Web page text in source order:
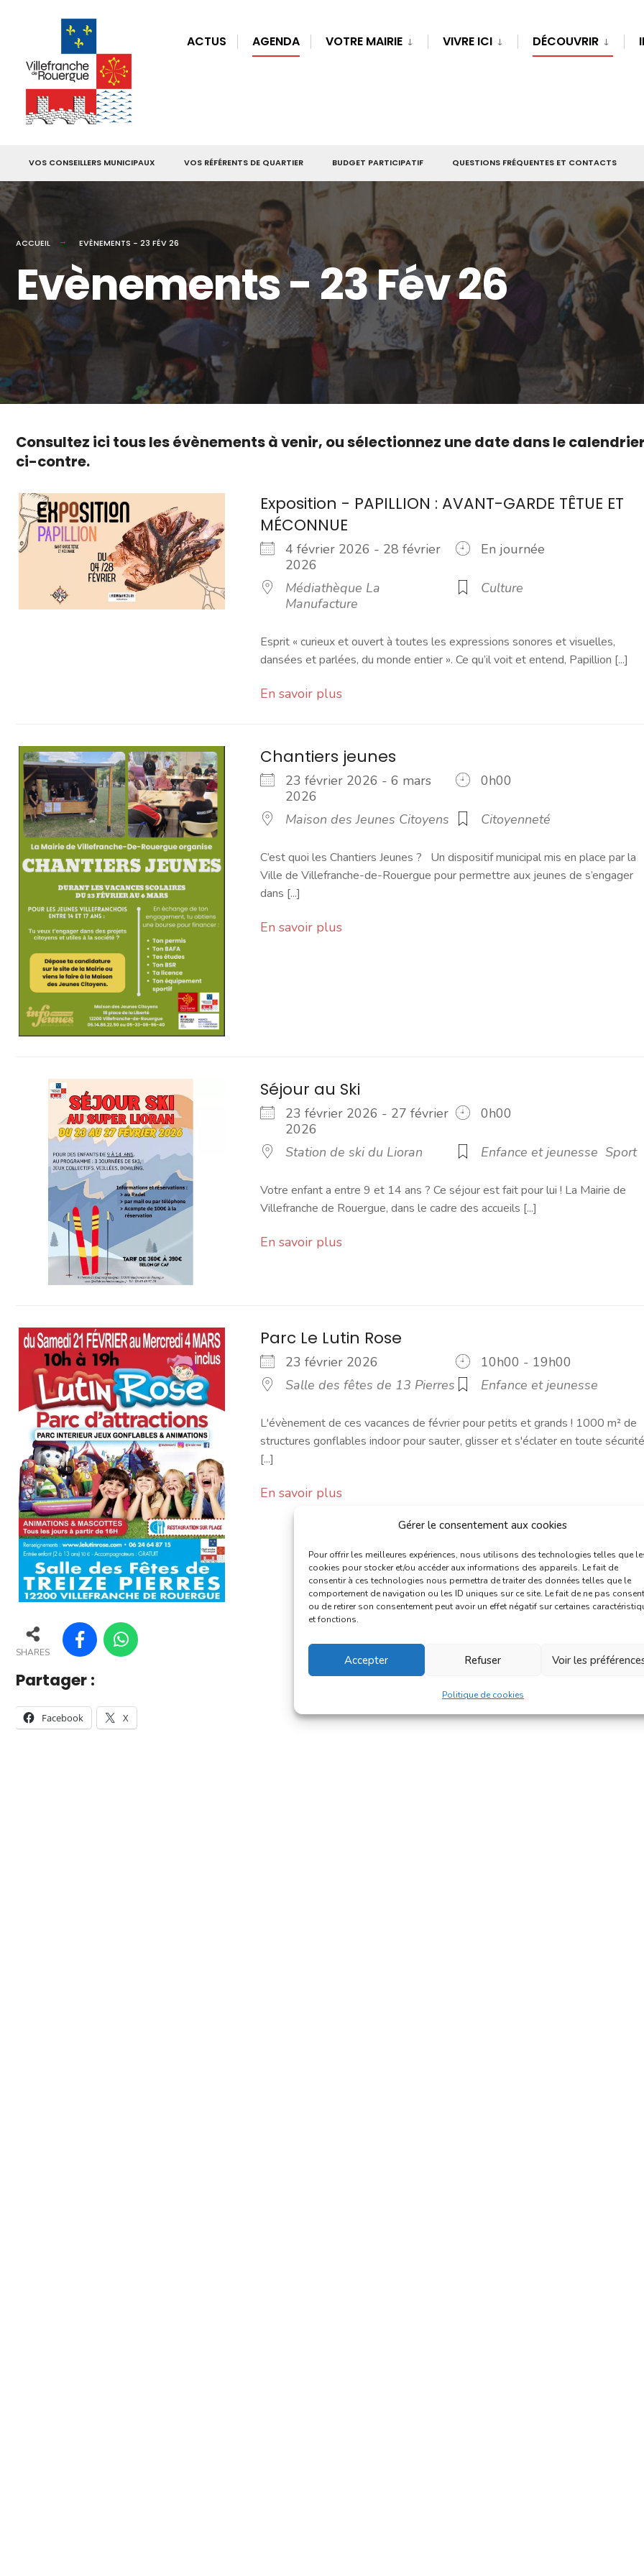
Gérer le consentement aux cookies
Pour offrir les meilleures expériences, nous utilisons des technologies telles que
cookies pour stocker et/ou accéder aux informations des appareils. Le fait de
consentir à ces technologies nous permettra de traiter des données telles que le
comportement de navigation ou les ID uniques sur ce site. Le fait de ne pas
ou de retirer son consentement peut avoir un effet négatif sur certaines
et fonctions.
Accepter Refuser Voir les
Politique de cookies
ACTUS AGENDA VOTRE MAIRIE VIVRE ICI DÉCOUVRIR
VOS CONSEILLERS MUNICIPAUX VOS RÉFÉRENTS DE QUARTIER BUDGET PARTICIPATIF QUESTIONS FRÉQUENTES ET CONTACTS
ACCUEIL EVÈNEMENTS - 23 FÉV 26
Evènements - 23 Fév 26
Consultez ici tous les évènements à venir, ou sélectionnez une date dans le
ci-contre.
Exposition - PAPILLION : AVANT-GARDE TÊTUE ET
MÉCONNUE
4 février 2026 - 28 février
2026
En journée
Médiathèque La
Manufacture
Culture
Esprit « curieux et ouvert à toutes les expressions sonores et visuelles,
dansées et parlées, du monde entier ». Ce qu’il voit et entend, Papillion [...]
En savoir plus
Chantiers jeunes
23 février 2026 - 6 mars
2026
0h00
Maison des Jeunes Citoyens Citoyenneté
C’est quoi les Chantiers Jeunes ? Un dispositif municipal mis en place par la
Ville de Villefranche-de-Rouergue pour permettre aux jeunes de s’engager
dans [...]
En savoir plus
Séjour au Ski
23 février 2026 - 27 février
2026
0h00
Station de ski du Lioran Enfance et jeunesse Sport
Votre enfant a entre 9 et 14 ans ? Ce séjour est fait pour lui ! La Mairie de
Villefranche de Rouergue, dans le cadre des accueils [...]
En savoir plus
Parc Le Lutin Rose
23 février 2026
10h00 - 19h00
Salle des fêtes de 13 Pierres
Enfance et jeunesse
L'évènement de ces vacances de février pour petits et grands ! 1000 m² de
structures gonflables indoor pour sauter, glisser et s'éclater en toute sécurité
[...]
En savoir plus
SHARES
Partager :
Facebook X